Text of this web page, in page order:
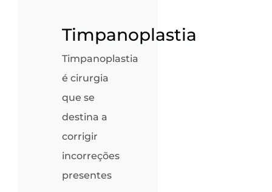
Timpanoplastia
Timpanoplastia
é cirurgia
que se
destina a
corrigir
incorreções
presentes